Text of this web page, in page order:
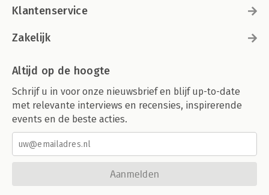
Klantenservice
Zakelijk
Altijd op de hoogte
Schrijf u in voor onze nieuwsbrief en blijf up-to-date
met relevante interviews en recensies, inspirerende
events en de beste acties.
Aanmelden